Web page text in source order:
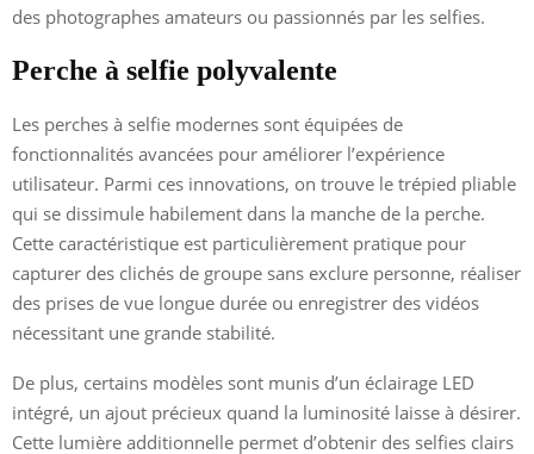
des photographes amateurs ou passionnés par les selfies.
Perche à selfie polyvalente
Les perches à selfie modernes sont équipées de
fonctionnalités avancées pour améliorer l’expérience
utilisateur. Parmi ces innovations, on trouve le trépied pliable
qui se dissimule habilement dans la manche de la perche.
Cette caractéristique est particulièrement pratique pour
capturer des clichés de groupe sans exclure personne, réaliser
des prises de vue longue durée ou enregistrer des vidéos
nécessitant une grande stabilité.
De plus, certains modèles sont munis d’un éclairage LED
intégré, un ajout précieux quand la luminosité laisse à désirer.
Cette lumière additionnelle permet d’obtenir des selfies clairs